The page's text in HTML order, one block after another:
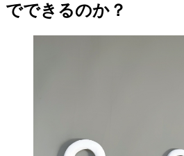
でできるのか？